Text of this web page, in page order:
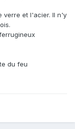
verre et l'acier. Il n'y
du feu